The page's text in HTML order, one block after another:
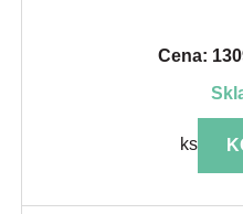
Cena:
ks